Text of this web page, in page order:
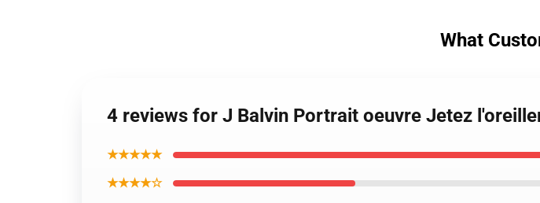
What
4 reviews for J Balvin Portrait oeuvre Jetez
★★★★★
★★★★☆